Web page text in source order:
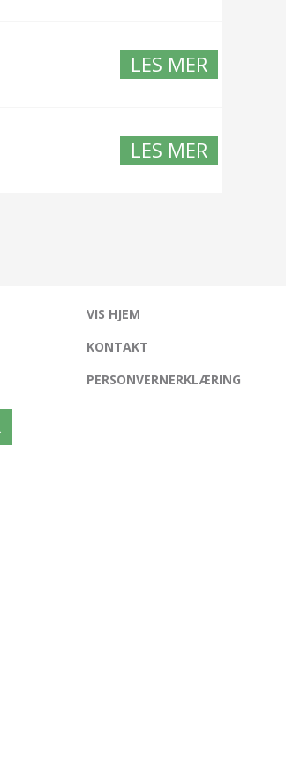
LES MER
LES MER
VIS HJEM
KONTAKT
PERSONVERNERKLÆRING